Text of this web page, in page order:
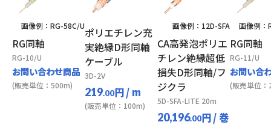
画像例：RG-58C/U
RG同軸
RG-10/U
お問い合わせ商品
(販売単位：500m)
ポリエチレン充
実絶縁D形同軸
ケーブル
3D-2V
219.00円/ m
(販売単位：100m)
画像例：12D-SFA
CA高発泡ポリエ
チレン絶縁超低
損失D形同軸/フ
ジクラ
5D-SFA-LITE 20m
20,196.00円/ 巻
画像例：
RG同軸
RG-11/U
お問い合
(販売単位